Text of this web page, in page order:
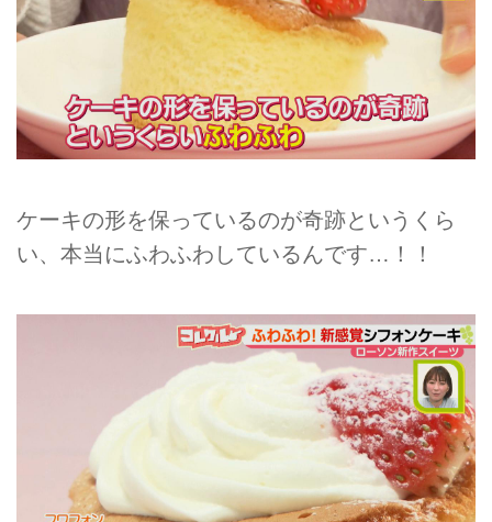
ケーキの形を保っているのが奇跡というくら
い、本当にふわふわしているんです…！！